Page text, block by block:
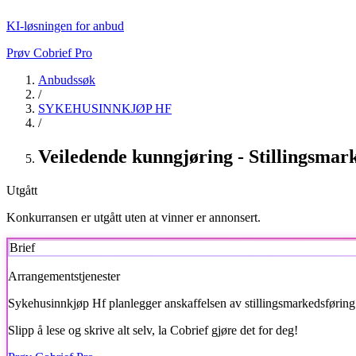
KI-løsningen for anbud
Prøv Cobrief Pro
Anbudssøk
/
SYKEHUSINNKJØP HF
/
Veiledende kunngjøring -
Utgått
Konkurransen er utgått uten at vinner er annonsert.
Brief
Arrangementstjenester
Sykehusinnkjøp Hfplanlegger anskaffelsen av
Slipp å lese og skrive alt selv, la Cobrief gjøre det for deg!